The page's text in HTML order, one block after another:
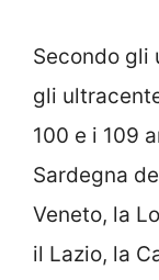
Secondo gli
gli
100 e i 109
Sardegna
Veneto, la
il Lazio, la